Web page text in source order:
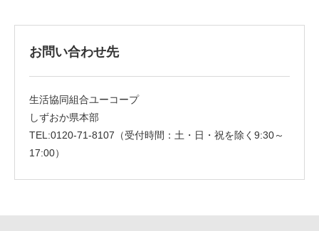
お問い合わせ先
生活協同組合ユーコープ
しずおか県本部
TEL:0120-71-8107（受付時間：土・日・祝を除く9:30～
17:00）